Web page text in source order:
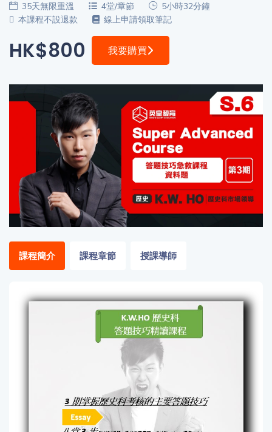
導
師
價
格
(19)
選
項
「同
合所
有標
搜尋
的
優
惠
35天無限重溫 4堂/章節
5小時32分鐘
本課程不設退款
線上申請領取筆記
HK$800 我要購買
課程簡介 課程章節 授課導師